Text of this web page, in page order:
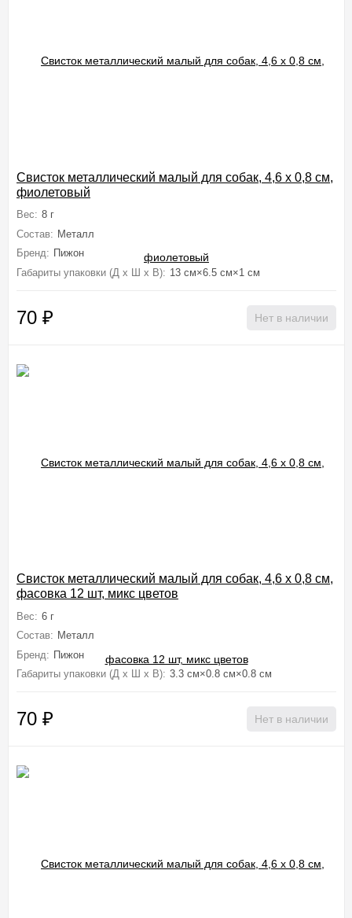
Свисток металлический малый для собак, 4,6 х 0,8 см,
фиолетовый
Вес: 8 г
Состав: Металл
Бренд: Пижон
Габариты упаковки (Д х Ш х В): 13 см×6.5 см×1 см
70 ₽ Нет в наличии
Свисток металлический малый для собак, 4,6 х 0,8 см,
фасовка 12 шт, микс цветов
Вес: 6 г
Состав: Металл
Бренд: Пижон
Габариты упаковки (Д х Ш х В): 3.3 см×0.8 см×0.8 см
70 ₽ Нет в наличии